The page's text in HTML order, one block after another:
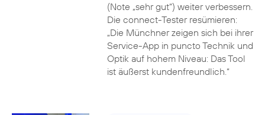
(Note „sehr gut“) weiter verbessern.
Die connect-Tester resümieren:
„Die Münchner zeigen sich bei ihrer
Service-App in puncto Technik und
Optik auf hohem Niveau: Das Tool
ist äußerst kundenfreundlich.“